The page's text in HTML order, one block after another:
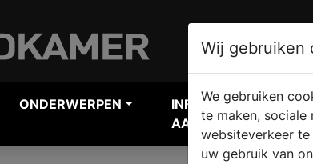
ONDERWERPEN
INFORMATIE
AANVRAGEN
Wij gebruiken
We gebruiken
te maken, sociale
websiteverkeer
uw gebruik van